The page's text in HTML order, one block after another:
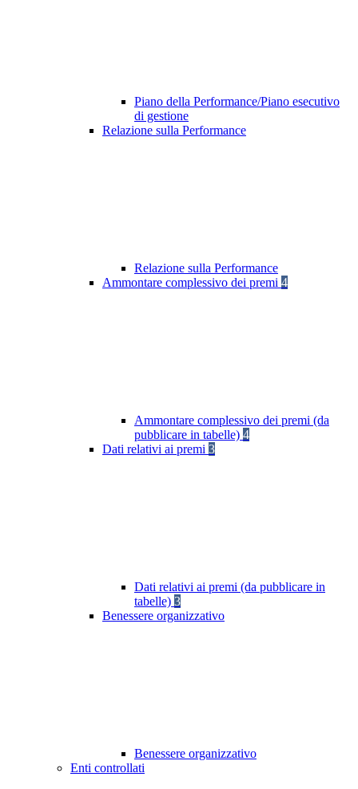
Piano della Performance/Piano esecutivo
di gestione
Relazione sulla Performance
Relazione sulla Performance
Ammontare complessivo dei premi 4
Ammontare complessivo dei premi (da
pubblicare in tabelle) 4
Dati relativi ai premi 3
Dati relativi ai premi (da pubblicare in
tabelle) 3
Benessere organizzativo
Benessere organizzativo
Enti controllati